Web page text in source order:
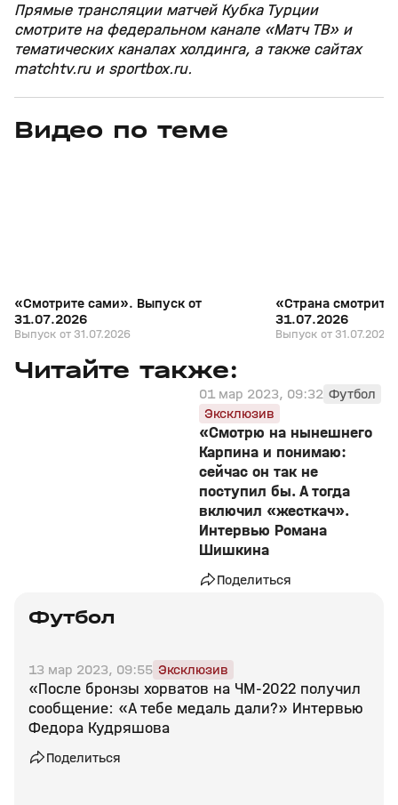
Прямые трансляции матчей Кубка Турции
смотрите на федеральном канале «Матч ТВ» и
тематических каналах холдинга, а также сайтах
matchtv.ru и sportbox.ru.
Видео по теме
31 июл, 17:10
«Смотрите сами». Выпуск от
31.07.2026
Выпуск от 31.07.2026
«Страна смотрит
31.07.2026
Выпуск от 31.07.2026
Читайте также:
01 мар 2023, 09:32 Футбол
Эксклюзив
«Смотрю на нынешнего
Карпина и понимаю:
сейчас он так не
поступил бы. А тогда
включил «жесткач».
Интервью Романа
Шишкина
Поделиться
Футбол
13 мар 2023, 09:55 Эксклюзив
«После бронзы хорватов на ЧМ-2022 получил
сообщение: «А тебе медаль дали?» Интервью
Федора Кудряшова
Поделиться